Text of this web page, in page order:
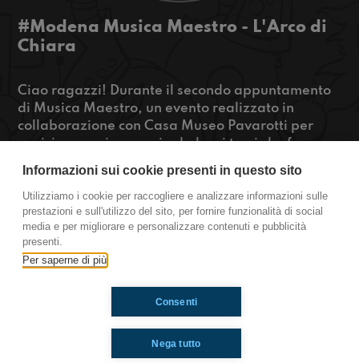
#Modena Musica Maestro - L'Arco di
Chiara
Ciao ragazzi! Durante il secondo appuntamento
di Musica Maestro, un evento realizzato in
collaborazione con Casa Museo Pavarotti per
avvicinare noi ragazzi ad alcuni temi che fanno
"L'Arco di Chiara" il podcast che abbiamo
realizzato per RaiPlay Sound che racconta la
storia di Chiara Gualzetti.
Modena
Ti è piaciuto? Condividilo!
Informazioni sui cookie presenti in questo sito
Utilizziamo i cookie per raccogliere e analizzare informazioni sulle
prestazioni e sull'utilizzo del sito, per fornire funzionalità di social
media e per migliorare e personalizzare contenuti e pubblicità
presenti.
Per saperne di più
Nega tutto
Consenti